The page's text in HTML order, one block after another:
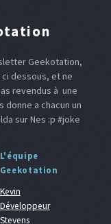
Geekotation,
dessous, et ne
revendus à une
donne a chacun un
sur Nes :p #joke
L'équipe
Geekotation
Kevin
Développeur
Stevens